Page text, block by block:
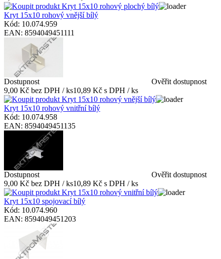
Kryt 15x10 rohový vnější bílý
Kód: 10.074.959
EAN: 8594049451111
Dostupnost
Ověřit dostupnost
9,00 Kč bez DPH / ks10,89 Kč s DPH / ks
Kryt 15x10 rohový vnitřní bílý
Kód: 10.074.958
EAN: 8594049451135
Dostupnost
Ověřit dostupnost
9,00 Kč bez DPH / ks10,89 Kč s DPH / ks
Kryt 15x10 spojovací bílý
Kód: 10.074.960
EAN: 8594049451203